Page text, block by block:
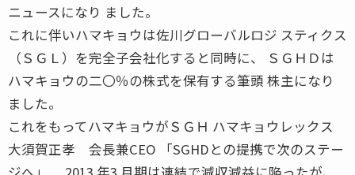
ニュースになり ました。
これに伴いハマキョウは佐川グローバルロジ スティクス
（ＳＧＬ）を完全子会社化すると同時に、 ＳＧＨＤは
ハマキョウの二〇％の株式を保有する筆頭 株主になり
ました。
これをもってハマキョウがＳＧＨ ハマキョウレックス
大須賀正孝 会長兼CEO 「SGHDとの提携で次のステー